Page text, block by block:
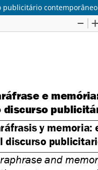
publicitário contemporâneo